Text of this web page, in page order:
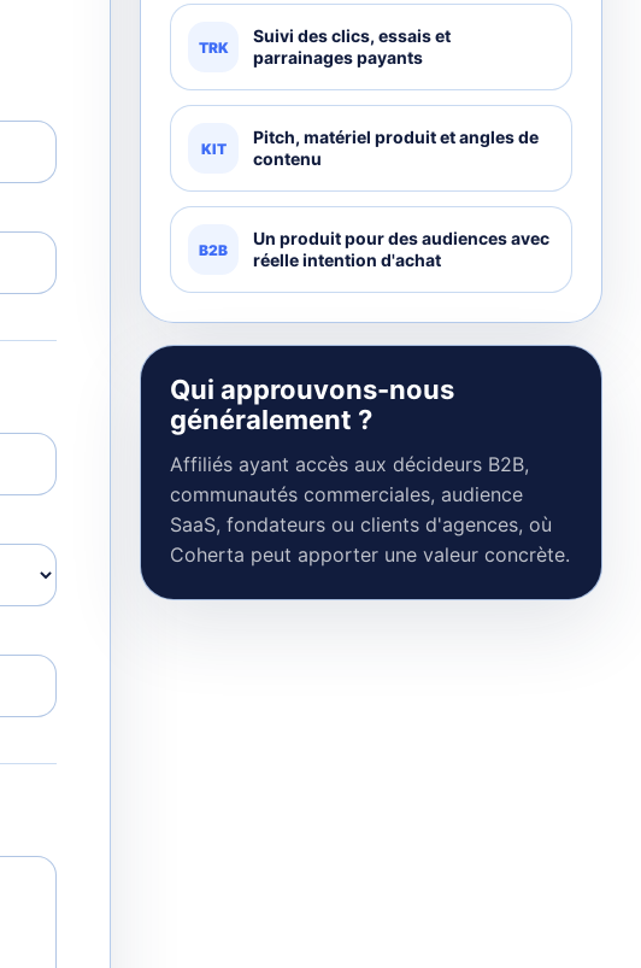
TRK
Suivi des clics, essais et
parrainages payants
KIT
Pitch, matériel produit et angles de
contenu
B2B
Un produit pour des audiences avec
réelle intention d'achat
Qui approuvons-nous
généralement ?
Affiliés ayant accès aux décideurs B2B,
communautés commerciales, audience
SaaS, fondateurs ou clients d'agences, où
Coherta peut apporter une valeur concrète.